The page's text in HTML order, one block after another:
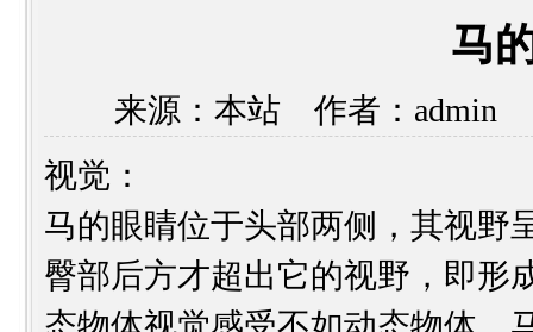
马
来源：本站 作者：admin
视觉：
马的眼睛位于头部两侧，其视野
臀部后方才超出它的视野，即形